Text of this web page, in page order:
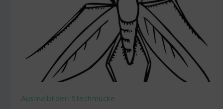
Ausmalbilder: Stechmücke